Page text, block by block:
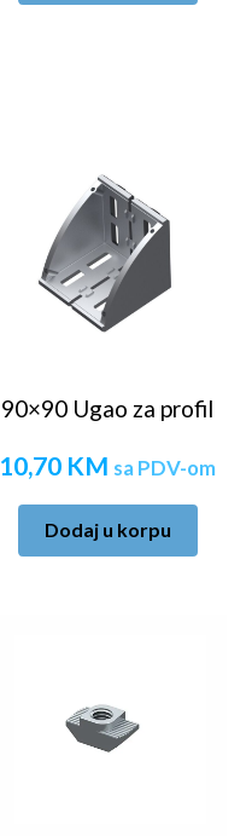
90×90 Ugao za profil
10,70 KM sa PDV-om
Dodaj u korpu